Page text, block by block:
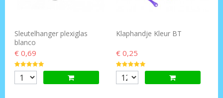
Sleutelhanger plexiglas
blanco
€ 0,69
Klaphandje Kleur BT
€ 0,25